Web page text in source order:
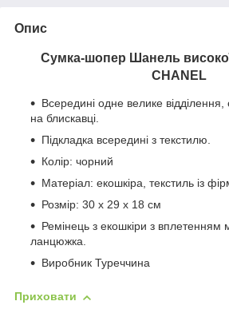
Опис
Сумка-шопер Шанель високої
CHANEL
Всередині одне велике
на блискавці.
Підкладка всередині з текстилю.
Колір: чорний
Матеріал: екошкіра, текстиль із
Розмір: 30 х 29 х 18 см
Ремінець з екошкіри з вплетенням
ланцюжка.
Виробник Туреччина
Приховати